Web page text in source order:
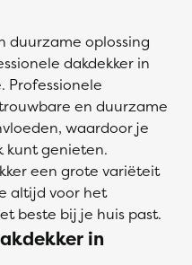
duurzame oplossing
dakdekker in
Professionele
en duurzame
waardoor je
kunt genieten.
een grote variëteit
altijd voor het
beste bij je huis past.
in